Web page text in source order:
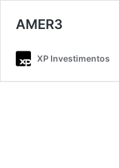
AMER3
XP Investimentos